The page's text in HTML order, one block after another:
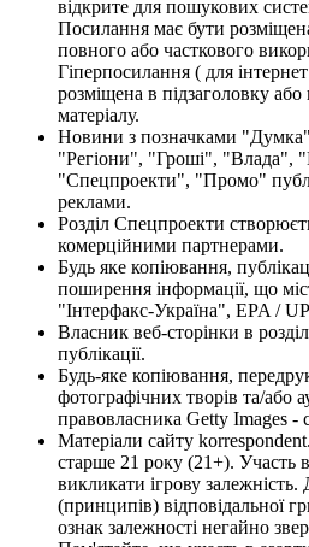
відкрите для пошукових
Посилання має бути
повного або часткового
Гіперпосилання ( для
розміщена в підзаголовку
матеріалу.
Новини з позначками
"Регіони", "Гроші", "Влада",
"Спецпроекти", "Промо"
реклами.
Розділ Спецпроекти
комерційними партнерами.
Будь яке копіювання,
поширення інформації, що
"Інтерфакс-Україна", EPA /
Власник веб-сторінки в
публікації.
Будь-яке копіювання,
фотографічних творів та/або
правовласника Getty Images -
Матеріали сайту
старше 21 року (21+). Участь
викликати ігрову
(принципів) відповідальної
ознак залежності негайно